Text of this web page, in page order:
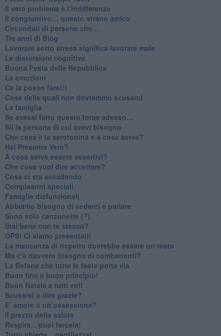
​Il vero problema è l’indifferenza
​Il congiuntivo… questo strano amico
​Circondati di persone che…
​Tre anni di Blog
​Lavorare sotto stress significa lavorare male
​Le distorsioni cognitive
​Buona Festa della Repubblica
Le emozioni
​Ce la posso fare!!!
​Cose delle quali non dovremmo scusarci
​La famiglia
​Se avessi fatto questo forse adesso…
​Sii la persona di cui avevi bisogno
Che cosa è la serotonina e a cosa serve?
​Hai Presente Vero?
A cosa serve essere assertivi?
​Che cosa vuol dire accettare?
​Cosa ci sta accadendo
​Compleanni speciali
​Famiglie disfunzionali
​Abbiamo bisogno di sederci e parlare
Sono solo canzonette (?)
​Stai bene con te stesso?
​OPS! Ci siamo presentati!
​La mancanza di rispetto dovrebbe essere un reato
​Ma c’è davvero bisogno di combattenti?
​La Befana che tutte le feste porta via
Buon fine e buon principio!
​Buon Natale a tutti voi!
​Scusarsi o dire grazie?
​E’ amore o un’ossessione?
​Il prezzo della salute
​Respira... puoi farcela!